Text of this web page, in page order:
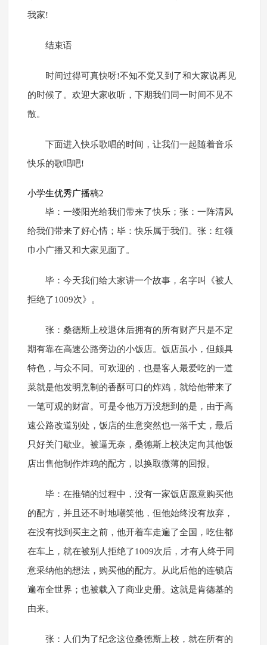
我家!
结束语
时间过得可真快呀!不知不觉又到了和大家说再见
的时候了。欢迎大家收听，下期我们同一时间不见不
散。
下面进入快乐歌唱的时间，让我们一起随着音乐
快乐的歌唱吧!
小学生优秀广播稿2
毕：一缕阳光给我们带来了快乐；张：一阵清风
给我们带来了好心情；毕：快乐属于我们。张：红领
巾小广播又和大家见面了。
毕：今天我们给大家讲一个故事，名字叫《被人
拒绝了1009次》。
张：桑德斯上校退休后拥有的所有财产只是不定
期有靠在高速公路旁边的小饭店。饭店虽小，但颇具
特色，与众不同。可欢迎的，也是客人最爱吃的一道
菜就是他发明烹制的香酥可口的炸鸡，就给他带来了
一笔可观的财富。可是令他万万没想到的是，由于高
速公路改道别处，饭店的生意突然也一落千丈，最后
只好关门歇业。被逼无奈，桑德斯上校决定向其他饭
店出售他制作炸鸡的配方，以换取微薄的回报。
毕：在推销的过程中，没有一家饭店愿意购买他
的配方，并且还不时地嘲笑他，但他始终没有放弃，
在没有找到买主之前，他开着车走遍了全国，吃住都
在车上，就在被别人拒绝了1009次后，才有人终于同
意采纳他的想法，购买他的配方。从此后他的连锁店
遍布全世界；也被载入了商业史册。这就是肯德基的
由来。
张：人们为了纪念这位桑德斯上校，就在所有的